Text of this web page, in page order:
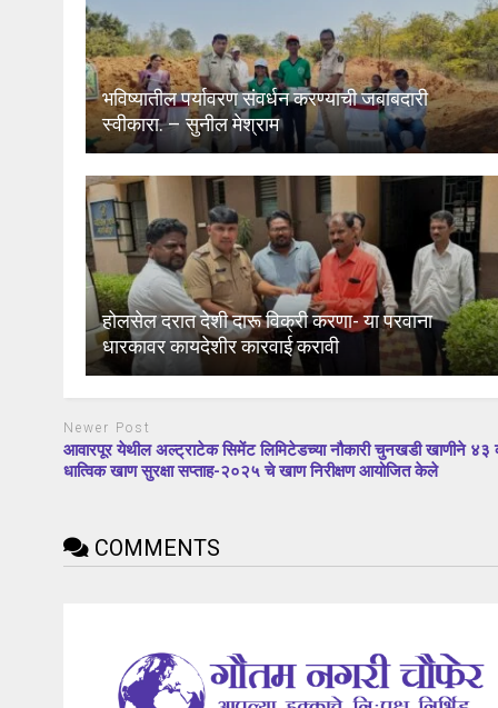
भविष्यातील पर्यावरण संवर्धन करण्याची जबाबदारी
स्वीकारा. – सुनील मेश्राम
होलसेल दरात देशी दारू विक्री करणा- या परवाना
धारकावर कायदेशीर कारवाई करावी
Newer Post
आवारपूर येथील अल्ट्राटेक सिमेंट लिमिटेडच्या नौकारी चुनखडी खाणीने ४३
धात्विक खाण सुरक्षा सप्ताह-२०२५ चे खाण निरीक्षण आयोजित केले
COMMENTS